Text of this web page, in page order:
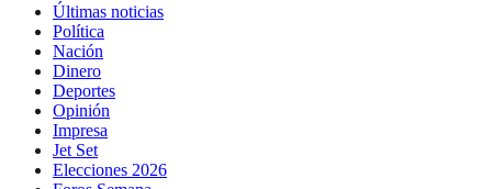
Últimas noticias
Política
Nación
Dinero
Deportes
Opinión
Impresa
Jet Set
Elecciones 2026